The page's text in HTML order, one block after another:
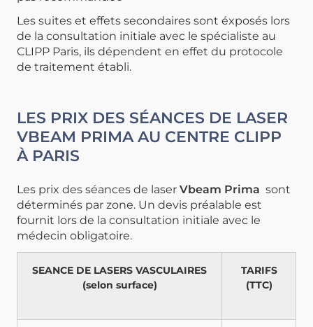
Les suites et effets secondaires sont éxposés lors
de la consultation initiale avec le spécialiste au
CLIPP Paris, ils dépendent en effet du protocole
de traitement établi.
LES PRIX DES SÉANCES DE LASER
VBEAM PRIMA AU CENTRE CLIPP
À PARIS
Les prix des séances de laser Vbeam Prima sont
déterminés par zone. Un devis préalable est
fournit lors de la consultation initiale avec le
médecin obligatoire.
SEANCE DE LASERS VASCULAIRES
(selon surface)
TARIFS
(TTC)